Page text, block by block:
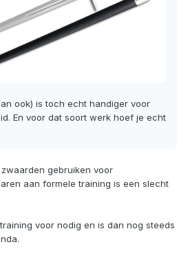
ook) is toch echt handiger voor
En voor dat soort werk hoef je echt
gebruiken voor
aan formele training is een slecht
voor nodig en is dan nog steeds